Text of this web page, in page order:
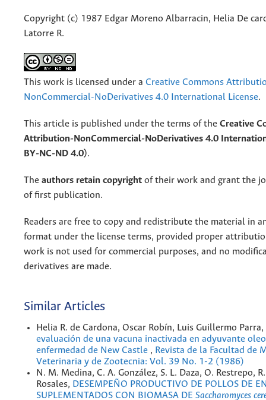
Copyright (c) 1987 Edgar Moreno Albarracin, Helia De
Latorre R.
This work is licensed under a Creative Commons
NonCommercial-NoDerivatives 4.0 International License.
This article is published under the terms of the Creative
Attribution-NonCommercial-NoDerivatives 4.0
BY-NC-ND 4.0).
The authors retain copyright of their work and grant the
of first publication.
Readers are free to copy and redistribute the material in
format under the license terms, provided proper
work is not used for commercial purposes, and no
derivatives are made.
Similar Articles
Helia R. de Cardona, Oscar Robín, Luis Guillermo Parra,
evaluación de una vacuna inactivada en adyuvante
enfermedad de New Castle , Revista de la Facultad de
Veterinaria y de Zootecnia: Vol. 39 No. 1-2 (1986)
N. M. Medina, C. A. González, S. L. Daza, O. Restrepo,
Rosales, DESEMPEÑO PRODUCTIVO DE POLLOS DE
SUPLEMENTADOS CON BIOMASA DE Saccharomyces